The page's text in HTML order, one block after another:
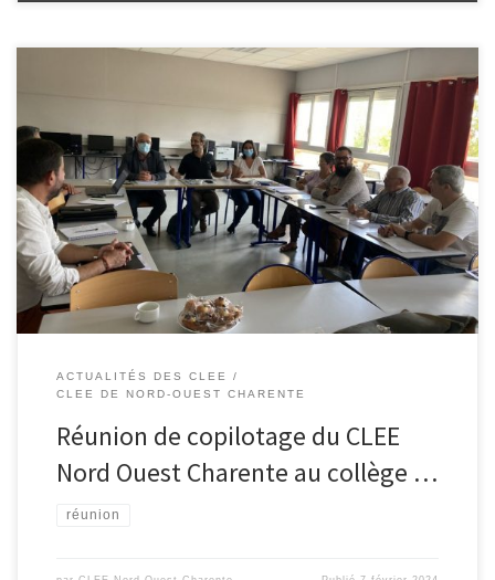
Un copil de CLEE très actif et animé par Mrs Lachaise , Bridier et
Mme Belair permettant de faire un bilan des actions engagées
mais aussi de partager sur les sujets suivants afin de construire
l’année 2024 :
ACTUALITÉS DES CLEE
CLEE DE NORD-OUEST CHARENTE
Réunion de copilotage du CLEE
Nord Ouest Charente au collège …
réunion